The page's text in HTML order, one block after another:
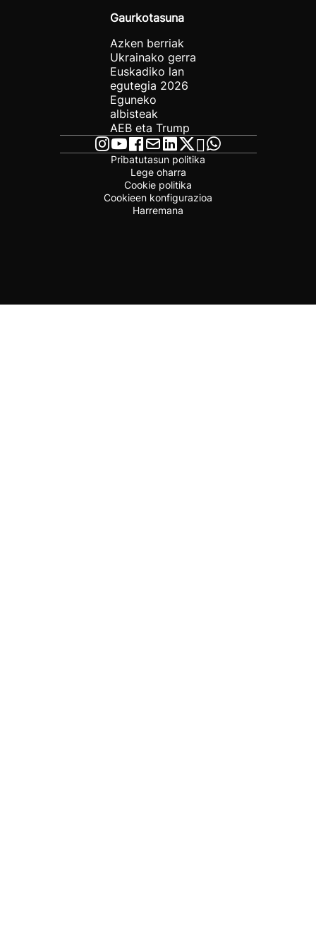
Gaurkotasuna
Azken berriak
Ukrainako gerra
Euskadiko lan
egutegia 2026
Eguneko
albisteak
AEB eta Trump
Pribatutasun politika
Lege oharra
Cookie politika
Cookieen konfigurazioa
Harremana